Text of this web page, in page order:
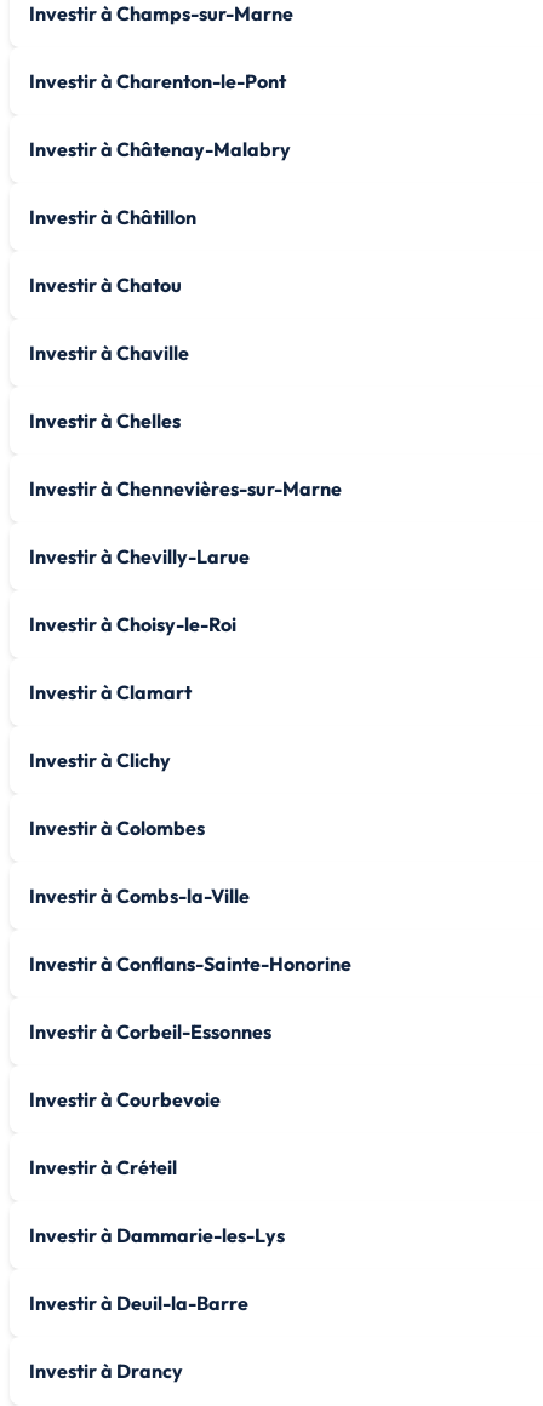
Investir à Champs-sur-Marne
Investir à Charenton-le-Pont
Investir à Châtenay-Malabry
Investir à Châtillon
Investir à Chatou
Investir à Chaville
Investir à Chelles
Investir à Chennevières-sur-Marne
Investir à Chevilly-Larue
Investir à Choisy-le-Roi
Investir à Clamart
Investir à Clichy
Investir à Colombes
Investir à Combs-la-Ville
Investir à Conflans-Sainte-Honorine
Investir à Corbeil-Essonnes
Investir à Courbevoie
Investir à Créteil
Investir à Dammarie-les-Lys
Investir à Deuil-la-Barre
Investir à Drancy